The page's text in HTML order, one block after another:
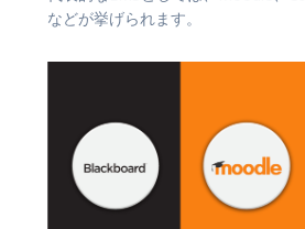
などが挙げられます。